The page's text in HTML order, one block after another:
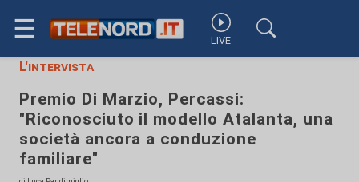
☰ LIVE
L'intervista
Premio Di Marzio, Percassi:
"Riconosciuto il modello Atalanta, una
società ancora a conduzione
familiare"